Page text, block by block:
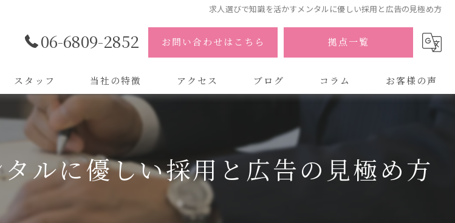
求人選びで知識を活かすメンタルに優しい採用と広告の見極め方
06-6809-2852 お問い合わせはこちら 拠点一覧
スタッフ 当社の特徴
代理店
バイトル
アクセス
株式会社AOA 東京 渋谷オフィス
株式会社AOA 南森町オフィス
ブログ コラム お客様の声
ルに優しい採用と広告の見極め方